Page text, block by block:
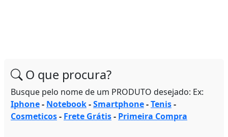
O que procura?
Busque pelo nome de um PRODUTO desejado: Ex:
Iphone- Notebook-Smartphone-Tenis-
Cosmeticos- Frete Grátis- Primeira Compra